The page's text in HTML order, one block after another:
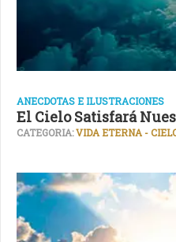
ANECDOTAS E ILUSTRACIONES
El Cielo Satisfará
CATEGORIA:VIDA ETERNA -